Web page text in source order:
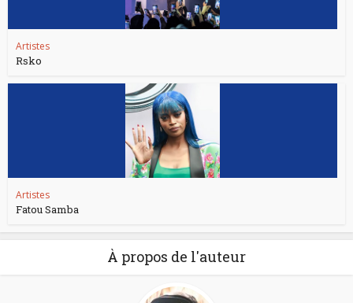
Artistes
Rsko
Artistes
Fatou Samba
À propos de l'auteur